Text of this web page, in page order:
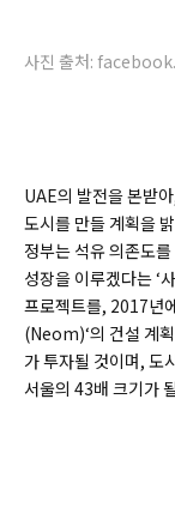
사진 출처:
UAE의 발전을 본받
도시를 만들 계획을
정부는 석유 의존도
성장을 이루겠다는 ‘
프로젝트를, 2017년
(Neom)‘의 건설 계
가 투자될 것이며, 도
서울의 43배 크기가